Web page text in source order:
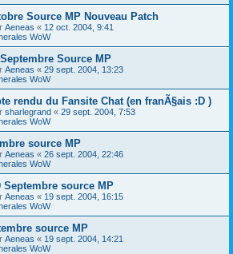
Source MP Nouveau Patch
Aeneas « 12 oct. 2004, 9:41
WoW
Source MP
Aeneas « 29 sept. 2004, 13:23
WoW
rendu du Fansite Chat (en franÃ§ais :D )
sharlegrand « 29 sept. 2004, 7:53
WoW
source MP
Aeneas « 26 sept. 2004, 22:46
WoW
source MP
Aeneas « 19 sept. 2004, 16:15
WoW
source MP
Aeneas « 19 sept. 2004, 14:21
WoW